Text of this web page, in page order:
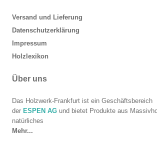
Versand und Lieferung
Datenschutzerklärung
Impressum
Holzlexikon
Über uns
Das Holzwerk-Frankfurt ist ein Geschäftsbereich
der ESPEN AG und bietet Produkte aus
natürliches
Mehr...